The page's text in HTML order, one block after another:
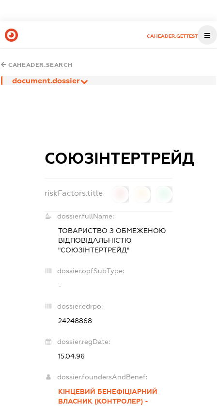
CAHEADER.GETTEST
CAHEADER.SEARCH
document.dossier
СОЮЗІНТЕРТРЕЙД
riskFactors.title
dossier.fullName:
ТОВАРИСТВО З ОБМЕЖЕНОЮ
ВІДПОВІДАЛЬНІСТЮ
"СОЮЗІНТЕРТРЕЙД"
dossier.opfSubType:
-
dossier.edrpo:
24248868
dossier.regDate:
15.04.96
dossier.foundersAndBenef:
КІНЦЕВИЙ БЕНЕФІЦІАРНИЙ
ВЛАСНИК (КОНТРОЛЕР) -